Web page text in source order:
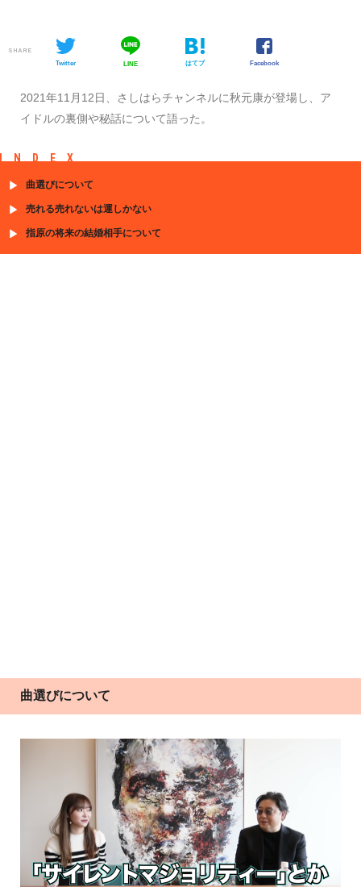
SHARE
Twitter LINE はてブ Facebook
2021年11月12日、さしはらチャンネルに秋元康が登場し、ア
イドルの裏側や秘話について語った。
INDEX
曲選びについて
売れる売れないは運しかない
指原の将来の結婚相手について
曲選びについて